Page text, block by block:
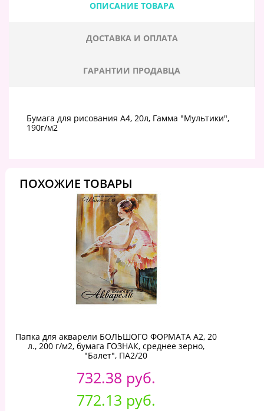
ОПИСАНИЕ ТОВАРА
ДОСТАВКА И ОПЛАТА
ГАРАНТИИ ПРОДАВЦА
Бумага для рисования А4, 20л, Гамма "Мультики",
190г/м2
ПОХОЖИЕ ТОВАРЫ
Папка для акварели БОЛЬШОГО ФОРМАТА А2, 20
л., 200 г/м2, бумага ГОЗНАК, среднее зерно,
"Балет", ПА2/20
732.38 руб.
772.13 руб.